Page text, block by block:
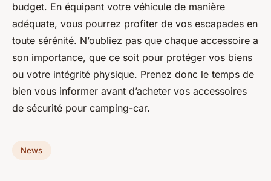
budget. En équipant votre véhicule de manière
adéquate, vous pourrez profiter de vos escapades en
toute sérénité. N’oubliez pas que chaque accessoire a
son importance, que ce soit pour protéger vos biens
ou votre intégrité physique. Prenez donc le temps de
bien vous informer avant d’acheter vos accessoires
de sécurité pour camping-car.
News